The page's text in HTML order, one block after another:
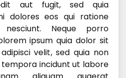
aut fugit, sed quia
dolores eos qui ratione
Neque porro
ipsum quia dolor sit
velit, sed quia non
tempora incidunt ut labore